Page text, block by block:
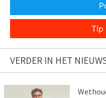
Tip
VERDER IN HET